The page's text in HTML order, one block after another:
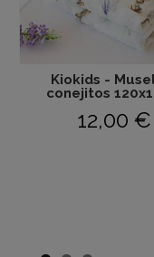
Kiokids -
conejitos
12,00 €